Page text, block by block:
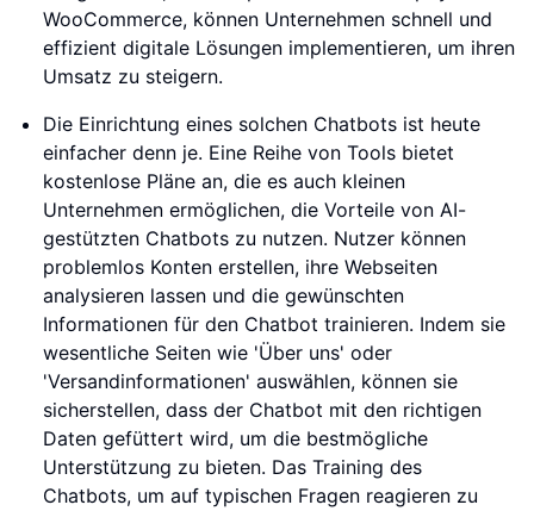
WooCommerce, können Unternehmen schnell und
effizient digitale Lösungen implementieren, um ihren
Umsatz zu steigern.
Die Einrichtung eines solchen Chatbots ist heute
einfacher denn je. Eine Reihe von Tools bietet
kostenlose Pläne an, die es auch kleinen
Unternehmen ermöglichen, die Vorteile von AI-
gestützten Chatbots zu nutzen. Nutzer können
problemlos Konten erstellen, ihre Webseiten
analysieren lassen und die gewünschten
Informationen für den Chatbot trainieren. Indem sie
wesentliche Seiten wie 'Über uns' oder
'Versandinformationen' auswählen, können sie
sicherstellen, dass der Chatbot mit den richtigen
Daten gefüttert wird, um die bestmögliche
Unterstützung zu bieten. Das Training des
Chatbots, um auf typischen Fragen reagieren zu